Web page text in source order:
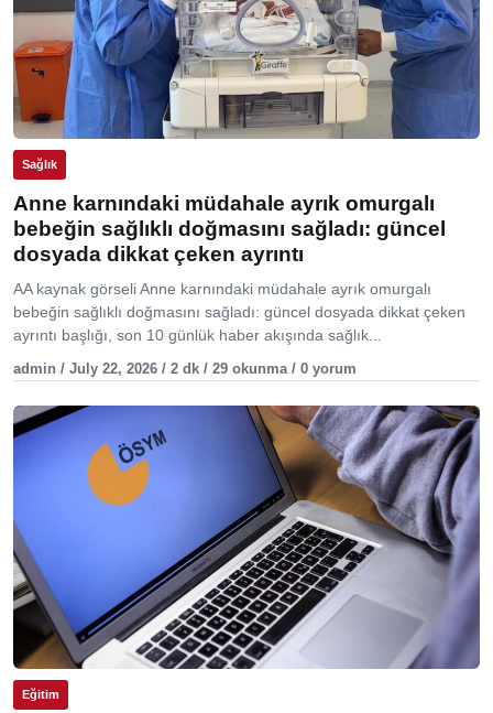
Sağlık
Anne karnındaki müdahale ayrık omurgalı
bebeğin sağlıklı doğmasını sağladı: güncel
dosyada dikkat çeken ayrıntı
AA kaynak görseli Anne karnındaki müdahale ayrık omurgalı
bebeğin sağlıklı doğmasını sağladı: güncel dosyada dikkat çeken
ayrıntı başlığı, son 10 günlük haber akışında sağlık...
admin / July 22, 2026 / 2 dk / 29 okunma / 0 yorum
Eğitim